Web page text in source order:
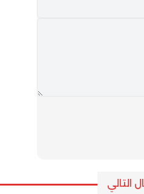
التالي